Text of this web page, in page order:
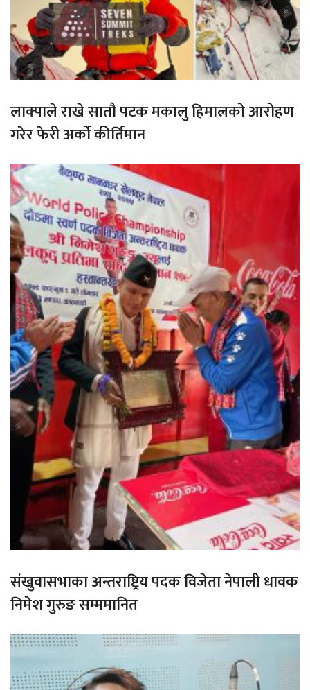
लाक्पाले राखे सातौ पटक मकालु हिमालको आरोहण
गरेर फेरी अर्को कीर्तिमान
संखुवासभाका अन्तराष्ट्रिय पदक विजेता नेपाली धावक
निमेश गुरुङ सम्ममानित